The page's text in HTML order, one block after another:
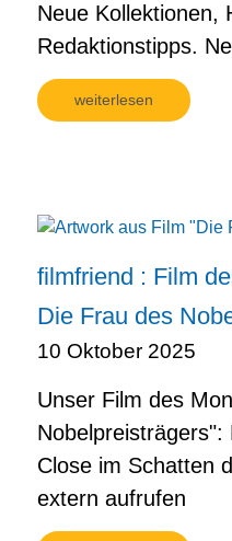
Neue Kollektionen,
Redaktionstipps.
weiterlesen
filmfriend : Film
Die Frau des
10 Oktober 2025
Unser Film des
Nobelpreisträgers":
Close im Schatten
extern aufrufen